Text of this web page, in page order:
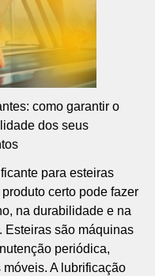
como garantir o
dos seus
para esteiras
certo pode fazer
na durabilidade e na
Esteiras são máquinas
periódica,
A lubrificação